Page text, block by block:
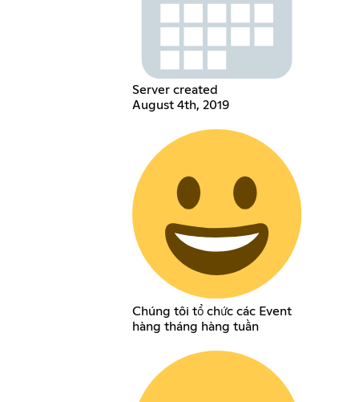
Server created
August 4th, 2019
Chúng tôi tổ chức các Event
hàng tháng hàng tuần